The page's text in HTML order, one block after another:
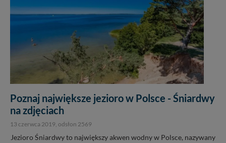
Poznaj największe jezioro w Polsce - Śniardwy
na zdjęciach
13 czerwca 2019, odsłon 2569
Jezioro Śniardwy to największy akwen wodny w Polsce, nazywany